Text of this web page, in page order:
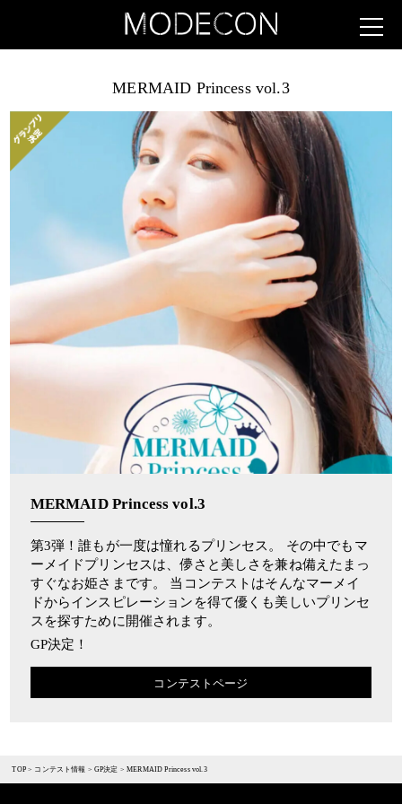
MERMAID Princess vol.3
MERMAID Princess vol.3
第3弾！誰もが一度は憧れるプリンセス。 その中でもマ
ーメイドプリンセスは、儚さと美しさを兼ね備えたまっ
すぐなお姫さまです。 当コンテストはそんなマーメイ
ドからインスピレーションを得て優くも美しいプリンセ
スを探すために開催されます。
GP決定！
コンテストページ
TOP> コンテスト情報 >GP決定 >MERMAID Princess vol.3